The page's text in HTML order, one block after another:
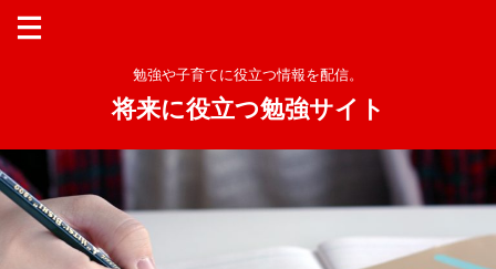
勉強や子育てに役立つ情報を配信。
将来に役立つ勉強サイト